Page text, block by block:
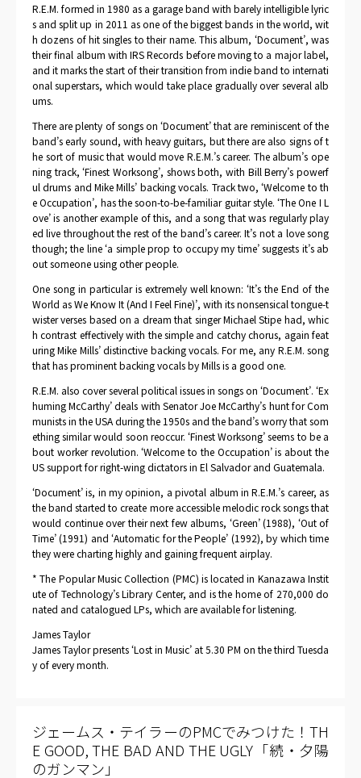
R.E.M. formed in 1980 as a garage band with barely intelligible lyric
s and split up in 2011 as one of the biggest bands in the world, wit
h dozens of hit singles to their name. This album, ‘Document’, was
their final album with IRS Records before moving to a major label,
and it marks the start of their transition from indie band to internati
onal superstars, which would take place gradually over several alb
ums.
There are plenty of songs on ‘Document’ that are reminiscent of the
band’s early sound, with heavy guitars, but there are also signs of t
he sort of music that would move R.E.M.’s career. The album’s ope
ning track, ‘Finest Worksong’, shows both, with Bill Berry’s powerf
ul drums and Mike Mills’ backing vocals. Track two, ‘Welcome to th
e Occupation’, has the soon-to-be-familiar guitar style. ‘The One I L
ove’ is another example of this, and a song that was regularly play
ed live throughout the rest of the band’s career. It’s not a love song
though; the line ‘a simple prop to occupy my time’ suggests it’s ab
out someone using other people.
One song in particular is extremely well known: ‘It’s the End of the
World as We Know It (And I Feel Fine)’, with its nonsensical tongue-t
wister verses based on a dream that singer Michael Stipe had, whic
h contrast effectively with the simple and catchy chorus, again feat
uring Mike Mills’ distinctive backing vocals. For me, any R.E.M. song
that has prominent backing vocals by Mills is a good one.
R.E.M. also cover several political issues in songs on ‘Document’. ‘Ex
huming McCarthy’ deals with Senator Joe McCarthy’s hunt for Com
munists in the USA during the 1950s and the band’s worry that som
ething similar would soon reoccur. ‘Finest Worksong’ seems to be a
bout worker revolution. ‘Welcome to the Occupation’ is about the
US support for right-wing dictators in El Salvador and Guatemala.
‘Document’ is, in my opinion, a pivotal album in R.E.M.’s career, as
the band started to create more accessible melodic rock songs that
would continue over their next few albums, ‘Green’ (1988), ‘Out of
Time’ (1991) and ‘Automatic for the People’ (1992), by which time
they were charting highly and gaining frequent airplay.
* The Popular Music Collection (PMC) is located in Kanazawa Instit
ute of Technology’s Library Center, and is the home of 270,000 do
nated and catalogued LPs, which are available for listening.
James Taylor
James Taylor presents ‘Lost in Music’ at 5.30 PM on the third Tuesda
y of every month.
ジェームス・テイラーのPMCでみつけた！TH
E GOOD, THE BAD AND THE UGLY「続・夕陽
のガンマン」